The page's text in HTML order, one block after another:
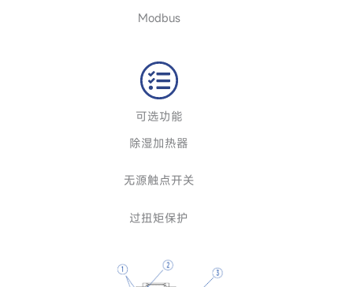
Modbus
可选功能
除湿加热器
无源触点开关
过扭矩保护